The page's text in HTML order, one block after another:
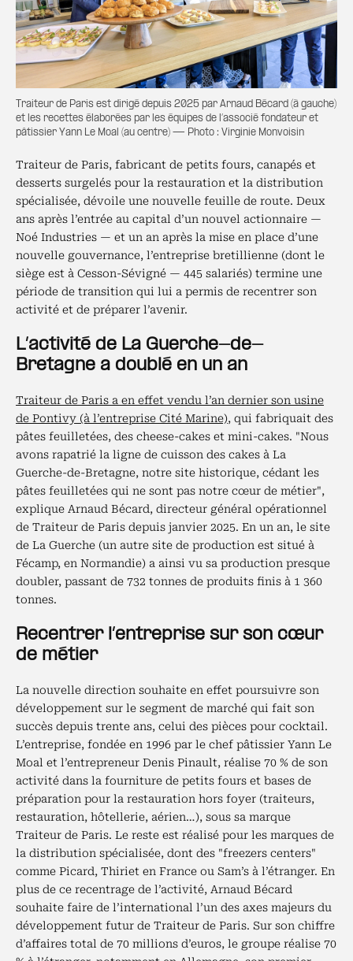
Traiteur de Paris est dirigé depuis 2025 par Arnaud Bécard (à gauche)
et les recettes élaborées par les équipes de l’associé fondateur et
pâtissier Yann Le Moal (au centre) — Photo : Virginie Monvoisin
Traiteur de Paris, fabricant de petits fours, canapés et
desserts surgelés pour la restauration et la distribution
spécialisée, dévoile une nouvelle feuille de route. Deux
ans après l’entrée au capital d’un nouvel actionnaire —
Noé Industries — et un an après la mise en place d’une
nouvelle gouvernance, l’entreprise bretillienne (dont le
siège est à Cesson-Sévigné — 445 salariés) termine une
période de transition qui lui a permis de recentrer son
activité et de préparer l’avenir.
L’activité de La Guerche-de-
Bretagne a doublé en un an
Traiteur de Paris a en effet vendu l’an dernier son usine
de Pontivy (à l’entreprise Cité Marine), qui fabriquait des
pâtes feuilletées, des cheese-cakes et mini-cakes. "Nous
avons rapatrié la ligne de cuisson des cakes à La
Guerche-de-Bretagne, notre site historique, cédant les
pâtes feuilletées qui ne sont pas notre cœur de métier",
explique Arnaud Bécard, directeur général opérationnel
de Traiteur de Paris depuis janvier 2025. En un an, le site
de La Guerche (un autre site de production est situé à
Fécamp, en Normandie) a ainsi vu sa production presque
doubler, passant de 732 tonnes de produits finis à 1 360
tonnes.
Recentrer l’entreprise sur son cœur
de métier
La nouvelle direction souhaite en effet poursuivre son
développement sur le segment de marché qui fait son
succès depuis trente ans, celui des pièces pour cocktail.
L’entreprise, fondée en 1996 par le chef pâtissier Yann Le
Moal et l’entrepreneur Denis Pinault, réalise 70 % de son
activité dans la fourniture de petits fours et bases de
préparation pour la restauration hors foyer (traiteurs,
restauration, hôtellerie, aérien…), sous sa marque
Traiteur de Paris. Le reste est réalisé pour les marques de
la distribution spécialisée, dont des "freezers centers"
comme Picard, Thiriet en France ou Sam’s à l’étranger. En
plus de ce recentrage de l’activité, Arnaud Bécard
souhaite faire de l’international l’un des axes majeurs du
développement futur de Traiteur de Paris. Sur son chiffre
d’affaires total de 70 millions d’euros, le groupe réalise 70